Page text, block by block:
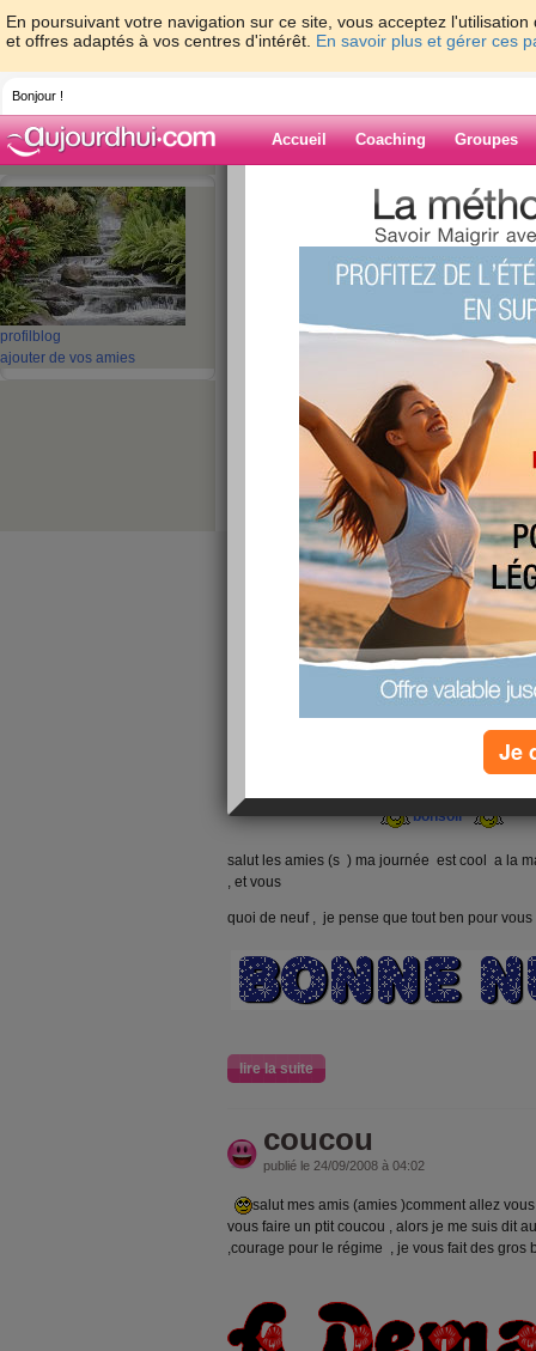
En poursuivant votre navigation sur ce site, vous acceptez
et offres adaptés à vos centres d'intérêt. En savoir plus et gérer ces
Bonjour !
Accueil Coaching Groupes
profil blog
ajouter de vos amies
>
Blog de
3 4
coucou
publié le 27/09/2008 à 23:03
héllo comment allez vous , aujourd'hui
que les kilos sont pas facile a perdres enfin ,
bon dimanche et une bonne semaine a +
bonsoir
salut les amies (s ) ma journée est cool a la
, et vous
quoi de neuf , je pense que tout ben pour
lire la suite
coucou
publié le 24/09/2008 à 04:02
salut mes amis (amies )comment allez
vous faire un ptit coucou , alors je me suis dit
,courage pour le régime , je vous fait des
Je